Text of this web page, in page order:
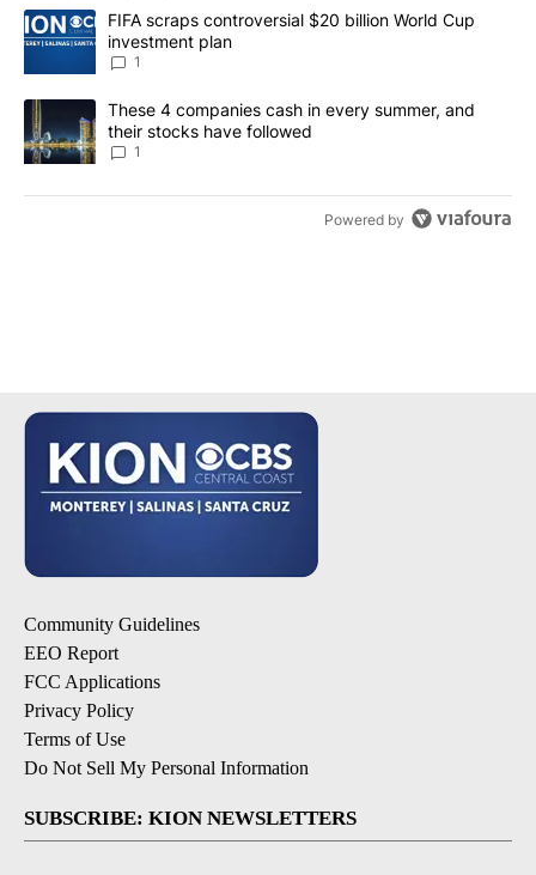
The following is a list of the most commented articles in the last
A trending article titled "FIFA scraps controversial $20 billion
FIFA scraps controversial $20 billion World Cup
investment plan
1
A trending article titled "These 4 companies cash in every
These 4 companies cash in every summer, and
their stocks have followed
1
Powered by
Community Guidelines
EEO Report
FCC Applications
Privacy Policy
Terms of Use
Do Not Sell My Personal Information
SUBSCRIBE: KION NEWSLETTERS